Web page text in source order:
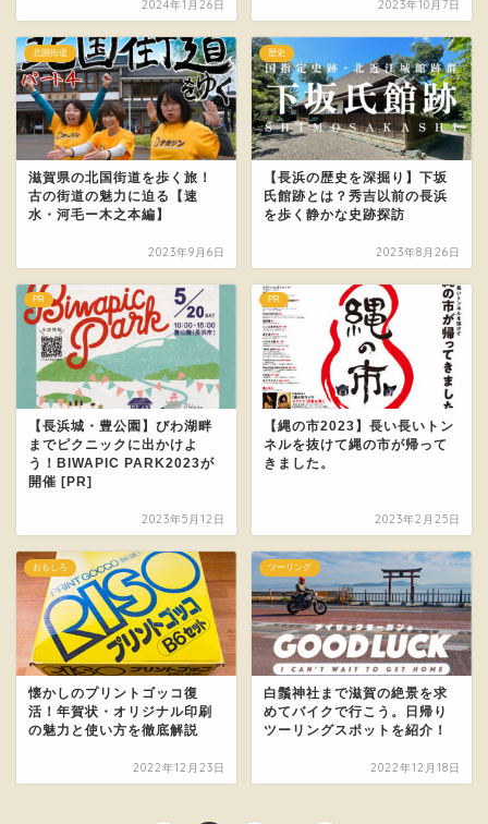
2024年1月26日 2023年10月7日
北国街道
滋賀県の北国街道を歩く旅！
古の街道の魅力に迫る【速
水・河毛ー木之本編】
2023年9月6日
歴史
【長浜の歴史を深掘り】下坂
氏館跡とは？秀吉以前の長浜
を歩く静かな史跡探訪
2023年8月26日
PR
【長浜城・豊公園】びわ湖畔
までピクニックに出かけよ
う！BIWAPIC PARK2023が
開催 [PR]
2023年5月12日
PR
【縄の市2023】長い長いトン
ネルを抜けて縄の市が帰って
きました。
2023年2月25日
おもしろ
懐かしのプリントゴッコ復
活！年賀状・オリジナル印刷
の魅力と使い方を徹底解説
2022年12月23日
ツーリング
白鬚神社まで滋賀の絶景を求
めてバイクで行こう。日帰り
ツーリングスポットを紹介！
2022年12月18日